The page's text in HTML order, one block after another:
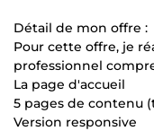
Détail de mon offre :
Pour cette offre, je
professionnel
La page d'accueil
5 pages de contenu
Version responsive